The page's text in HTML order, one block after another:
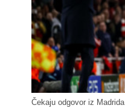
Čekaju odgovor iz Madrida